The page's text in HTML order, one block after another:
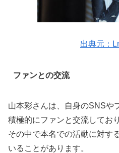
出典元：
ファンとの交流
山本彩さんは、自身のSNSや
積極的にファンと交流しており
その中で本名での活動に対す
いることがあります。